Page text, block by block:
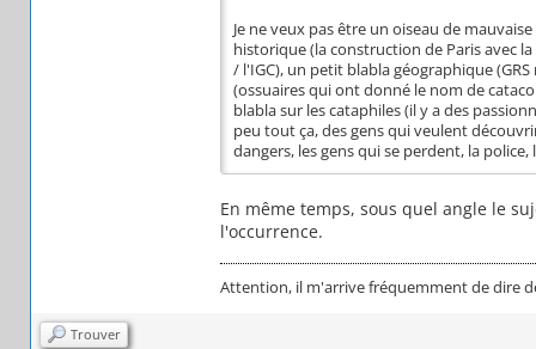
Je ne veux pas être un oiseau de
historique (la construction de Paris avec
/ l'IGC), un petit blabla géographique
(ossuaires qui ont donné le nom de
blabla sur les cataphiles (il y a des
peu tout ça, des gens qui veulent
dangers, les gens qui se perdent, la
En même temps, sous quel angle le
l'occurrence.
Attention, il m'arrive fréquemment de dire
Trouver